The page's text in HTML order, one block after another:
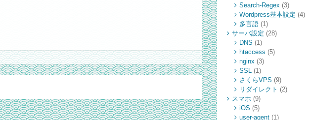
Search-Regex (3)
Wordpress基本設定 (4)
多言語(1)
サーバ設定 (28)
DNS (1)
htaccess (5)
nginx (3)
SSL
(1)
さくらVPS (9)
リダイレクト (2)
スマホ (9)
iOS (5)
user-agent(1)